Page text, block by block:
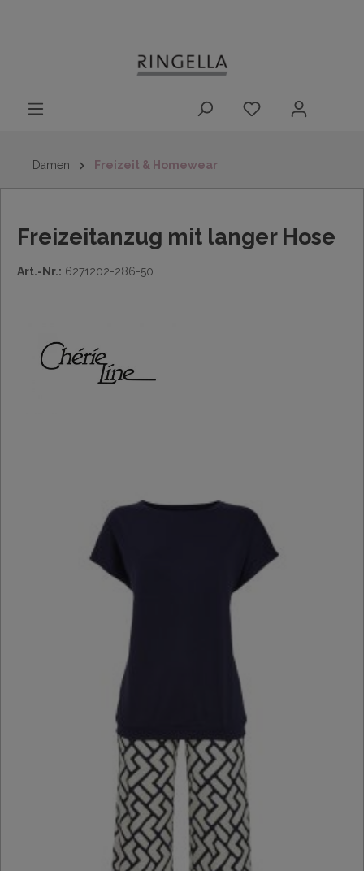
Damen Freizeit & Homewear
Freizeitanzug mit langer Hose
Art.-Nr.: 6271202-286-50